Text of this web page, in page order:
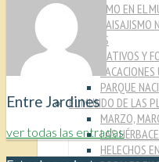
PAISAJISMO EN EL
MIRADAS
NATIVOS Y
PARQUE
EL MUNDO DE LAS
MARZO,
LAS
HELECHOS
Entre Jardines
ver todas las entradas